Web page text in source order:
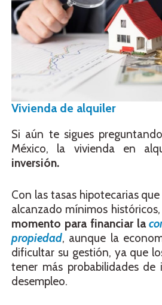
Vivienda de alquiler
Si aún te sigues
México, la vivienda en
inversión.
Con las tasas hipotecarias
alcanzado mínimos
momento para financiar la
propiedad, aunque la
dificultar su gestión, ya que
tener más probabilidades de
desempleo.